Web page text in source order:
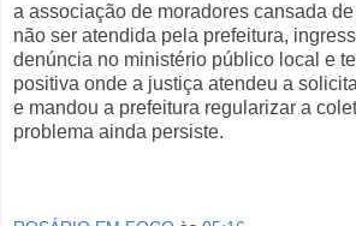
a associação de moradores cansada
não ser atendida pela prefeitura,
denúncia no ministério público local e
positiva onde a justiça atendeu a
e mandou a prefeitura regularizar a
problema ainda persiste.